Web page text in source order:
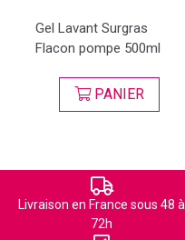
Gel Lavant Surgras
Flacon pompe 500ml
PANIER
Livraison en France sous 48 à
72h